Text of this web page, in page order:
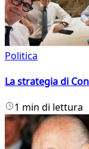
Politica
La strategia di
1 min di lettura